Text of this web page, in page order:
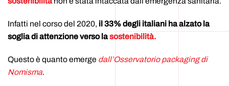
Infatti nel corso del 2020, il 33% degli italiani ha alzato la
soglia di attenzione verso lasostenibilità.
Questo è quanto emerge dall’Osservatorio packaging di
Nomisma.